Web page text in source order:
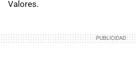
Valores.